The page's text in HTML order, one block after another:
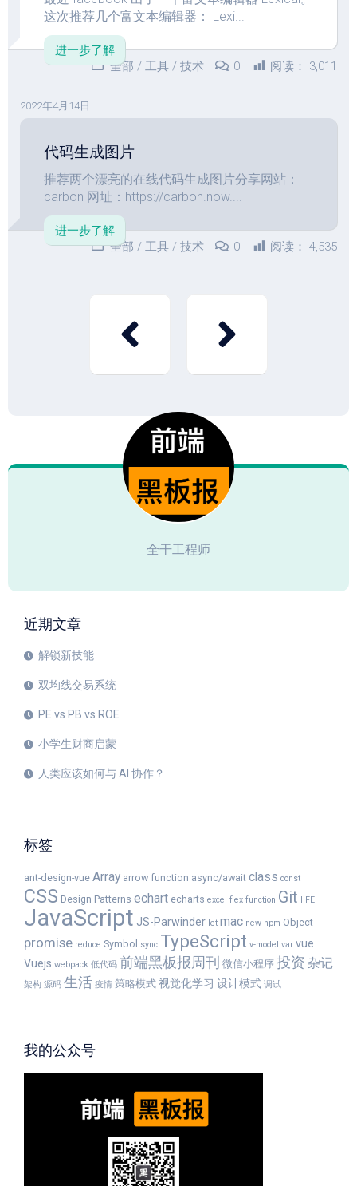
这次推荐几个富文本编辑器： Lexi...
进一步了解
全部 / 工具 / 技术 0 阅读： 3,011
2022年4月14日
代码生成图片
推荐两个漂亮的在线代码生成图片分享网站：
carbon 网址：https://carbon.now....
进一步了解
全部 / 工具 / 技术 0 阅读： 4,535
全干工程师
近期文章
解锁新技能
双均线交易系统
PE vs PB vs ROE
小学生财商启蒙
人类应该如何与 AI 协作？
标签
ant-design-vue Array arrow function async/await class const
CSS Design Patterns echart echarts excel flex function Git IIFE
JavaScript JS-Parwinder let mac new npm Object
promise reduce Symbol sync TypeScript v-model var vue
Vuejs webpack 低代码 前端黑板报周刊 微信小程序 投资 杂记
架构 源码 生活 疫情 策略模式 视觉化学习 设计模式 调试
我的公众号